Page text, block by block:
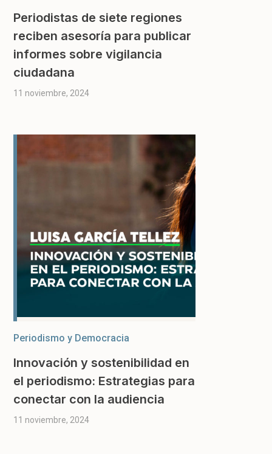
Periodistas de siete regiones
reciben asesoría para publicar
informes sobre vigilancia
ciudadana
11 noviembre, 2024
Periodismo y Democracia
Innovación y sostenibilidad en
el periodismo: Estrategias para
conectar con la audiencia
11 noviembre, 2024